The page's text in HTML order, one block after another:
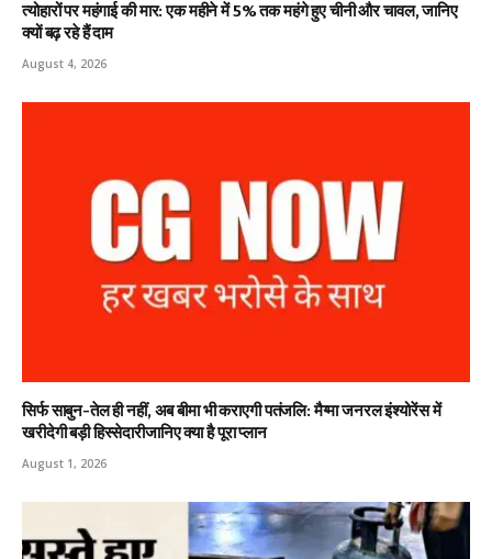
त्योहारों पर महंगाई की मार: एक महीने में 5% तक महंगे हुए चीनी और चावल, जानिए
क्यों बढ़ रहे हैं दाम
August 4, 2026
सिर्फ साबुन-तेल ही नहीं, अब बीमा भी कराएगी पतंजलि: मैग्मा जनरल इंश्योरेंस में
खरीदेगी बड़ी हिस्सेदारीजानिए क्या है पूरा प्लान
August 1, 2026